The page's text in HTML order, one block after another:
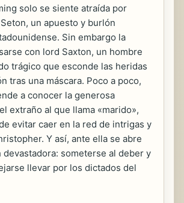
solo se siente atraída por
un apuesto y burlón
Sin embargo la
con lord Saxton, un hombre
trágico que esconde las heridas
tras una máscara. Poco a poco,
a conocer la generosa
extraño al que llama «marido»,
evitar caer en la red de intrigas y
Y así, ante ella se abre
devastadora: someterse al deber y
llevar por los dictados del